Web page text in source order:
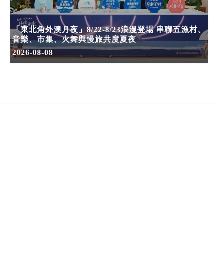
「東北角外澳月夜」8/22-8/23浪漫登場 串聯五漁村、
音樂、市集、火舞與慢旅共度夏夜
2026-08-08